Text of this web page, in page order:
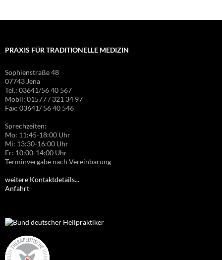
PRAXIS FÜR TRADITIONELLE MEDIZIN
Sophienstraße 48
07743 Jena
Tel.: 03641/56 40 567
Mobil: 01577 / 321 34 97
Fax: 03641/ 56 40 546
Sprechzeiten:
Mo: 11:45-18:00 Uhr
Mi: 13:30-16:00 Uhr
Fr: 10:00-14:00 Uhr
Terminvergabe nach Vereinbarung
weitere Kontaktdetails...
Anfahrt